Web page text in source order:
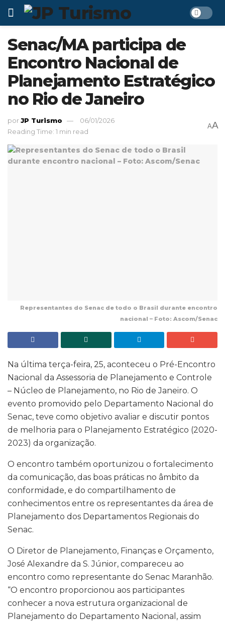
Senac/MA participa de
Encontro Nacional de
Planejamento Estratégico
no Rio de Janeiro
porJP Turismo
06/01/2026
Reading Time: 1 min read
AA
Representantes do Senac de todo o Brasil durante encontro
nacional – Foto: Ascom/Senac
Na última terça-feira, 25, aconteceu o Pré-Encontro
Nacional da Assessoria de Planejamento e Controle
– Núcleo de Planejamento, no Rio de Janeiro. O
evento promovido pelo Departamento Nacional do
Senac, teve como objetivo avaliar e discutir pontos
de melhoria para o Planejamento Estratégico (2020-
2023) da organização.
O encontro também oportunizou o fortalecimento
da comunicação, das boas práticas no âmbito da
conformidade, e do compartilhamento de
conhecimentos entre os representantes da área de
Planejamento dos Departamentos Regionais do
Senac.
O Diretor de Planejamento, Finanças e Orçamento,
José Alexandre da S. Júnior, compareceu ao
encontro como representante do Senac Maranhão.
“O encontro proporcionou aos participantes
conhecer a nova estrutura organizacional de
Planejamento do Departamento Nacional, assim